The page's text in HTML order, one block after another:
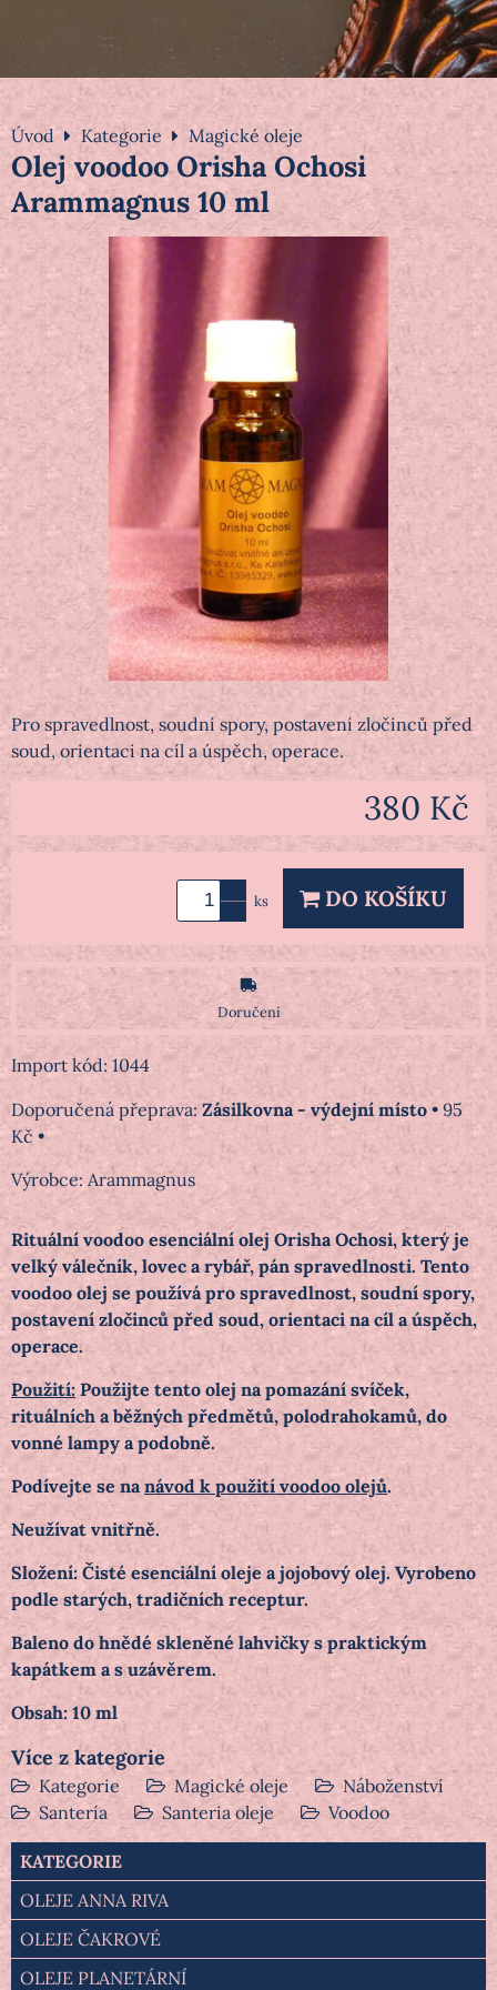
Úvod Kategorie Magické oleje
Olej voodoo Orisha Ochosi
Arammagnus 10 ml
Pro spravedlnost, soudní spory, postavení zločinců před
soud, orientaci na cíl a úspěch, operace.
380 Kč
ks DO KOŠÍKU
Doručení
Import kód: 1044
Zásilkovna - výdejní místo • 95
Kč •
Výrobce:Arammagnus
Rituální voodoo esenciální olej Orisha Ochosi, který je
velký válečník, lovec a rybář, pán spravedlnosti. Tento
voodoo olej se používá pro spravedlnost, soudní spory,
postavení zločinců před soud, orientaci na cíl a úspěch,
operace.
Použití: Použijte tento olej na pomazání svíček,
rituálních a běžných předmětů, polodrahokamů, do
vonné lampy a podobně.
Podívejte se na návod k použití voodoo olejů.
Neužívat vnitřně.
Složení: Čisté esenciální oleje a jojobový olej. Vyrobeno
podle starých, tradičních receptur.
Baleno do hnědé skleněné lahvičky s praktickým
kapátkem a s uzávěrem.
Obsah: 10 ml
Více z kategorie
Kategorie Magické oleje
Náboženství
Santería
Santeria oleje Voodoo
KATEGORIE
OLEJE ANNA RIVA
OLEJE ČAKROVÉ
OLEJE PLANETÁRNÍ